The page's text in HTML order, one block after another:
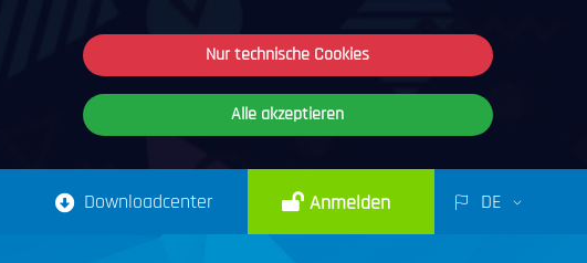
Nur technische Cookies
Alle akzeptieren
Downloadcenter Anmelden DE